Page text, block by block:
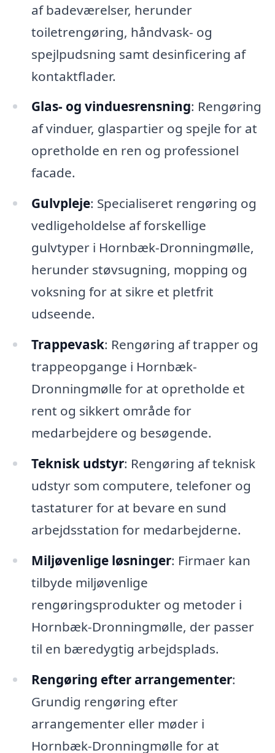
af badeværelser, herunder
toiletrengøring, håndvask- og
spejlpudsning samt desinficering af
kontaktflader.
Glas- og vinduesrensning: Rengøring
af vinduer, glaspartier og spejle for at
opretholde en ren og professionel
facade.
Gulvpleje: Specialiseret rengøring og
vedligeholdelse af forskellige
gulvtyper i Hornbæk-Dronningmølle,
herunder støvsugning, mopping og
voksning for at sikre et pletfrit
udseende.
Trappevask: Rengøring af trapper og
trappeopgange i Hornbæk-
Dronningmølle for at opretholde et
rent og sikkert område for
medarbejdere og besøgende.
Teknisk udstyr: Rengøring af teknisk
udstyr som computere, telefoner og
tastaturer for at bevare en sund
arbejdsstation for medarbejderne.
Miljøvenlige løsninger: Firmaer kan
tilbyde miljøvenlige
rengøringsprodukter og metoder i
Hornbæk-Dronningmølle, der passer
til en bæredygtig arbejdsplads.
Rengøring efter arrangementer:
Grundig rengøring efter
arrangementer eller møder i
Hornbæk-Dronningmølle for at